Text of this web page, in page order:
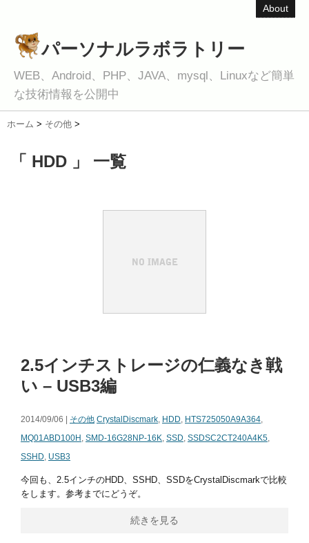
About
パーソナルラボラトリー
WEB、Android、PHP、JAVA、mysql、Linuxなど簡単
な技術情報を公開中
ホーム > その他 >
「 HDD 」 一覧
2.5インチストレージの仁義なき戦
い – USB3編
2014/09/06 | その他 CrystalDiscmark, HDD, HTS725050A9A364,
MQ01ABD100H , SMD-16G28NP-16K, SSD, SSDSC2CT240A4K5,
SSHD, USB3
今回も、2.5インチのHDD、SSHD、SSDをCrystalDiscmarkで比較
をします。参考までにどうぞ。
続きを見る